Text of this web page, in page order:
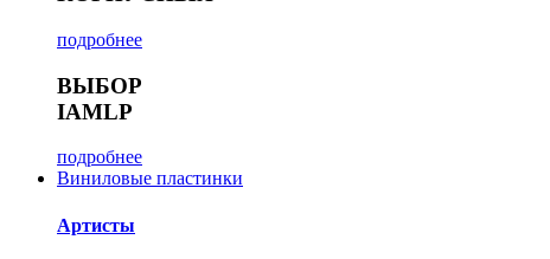
подробнее
ВЫБОР
IAMLP
подробнее
Виниловые пластинки
Артисты